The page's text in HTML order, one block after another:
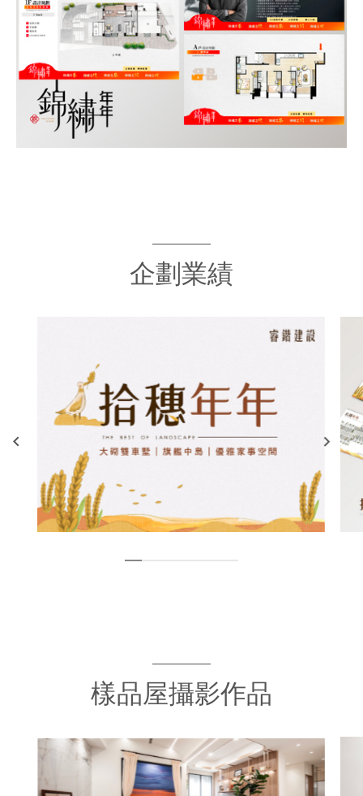
企劃業績
keyboard_arrow_left keyboard_arrow_right
樣品屋攝影作品